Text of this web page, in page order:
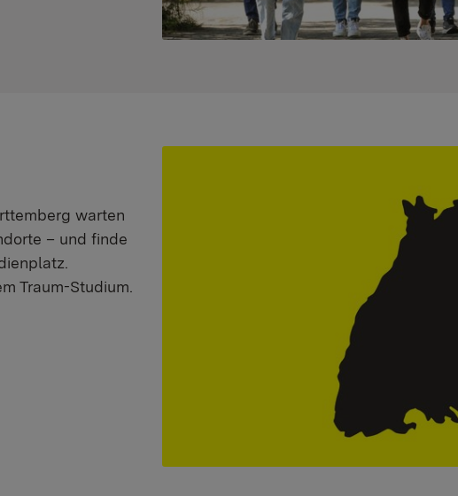
warten
– und finde
Traum-Studium.